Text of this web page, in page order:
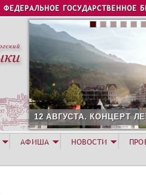
navigation
ФЕДЕРАЛЬНОЕ ГОСУДАРСТВЕННОЕ
12 АВГУСТА. КОНЦЕРТ
АФИША НОВОСТИ